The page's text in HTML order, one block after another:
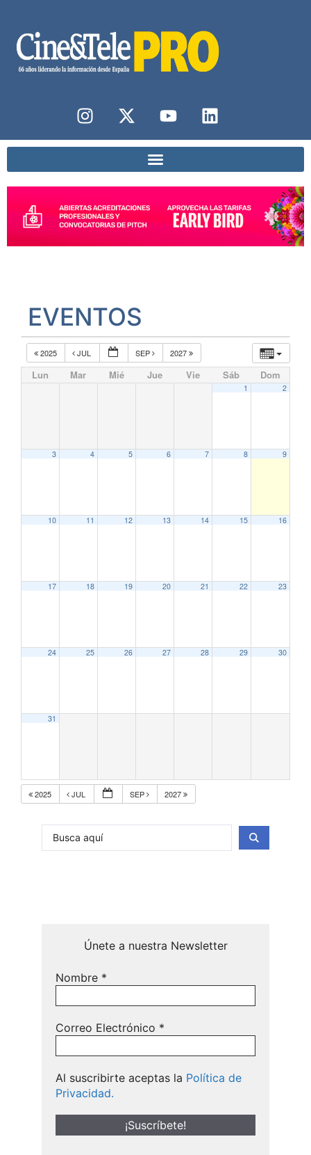
EVENTOS
2025 JUL SEP 2027
Lun Mar Mié Jue Vie Sáb Dom
1 2
3 4 5 6 7 8 9
10 11 12 13 14 15 16
17 18 19 20 21 22 23
24 25 26 27 28 29 30
31
2025 JUL SEP 2027
Únete a nuestra Newsletter
Nombre *
Correo Electrónico *
Al suscribirte aceptas la Política de
Privacidad.